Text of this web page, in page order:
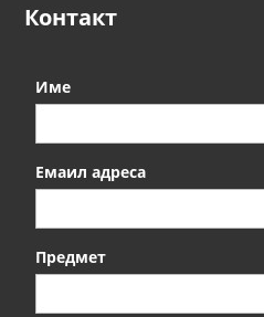
и
Контакт
Име
Емаил адреса
Предмет